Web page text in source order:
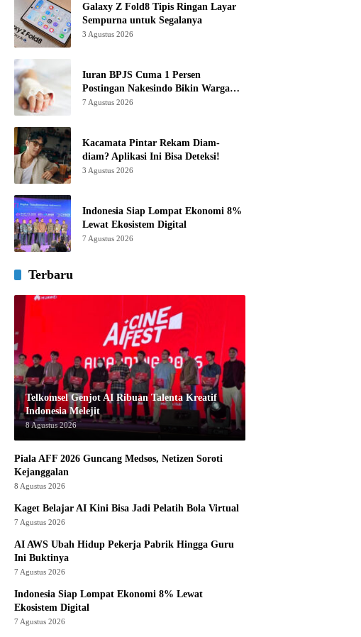
Galaxy Z Fold8 Tipis Ringan Layar
Sempurna untuk Segalanya
3 Agustus 2026
Iuran BPJS Cuma 1 Persen
Postingan Nakesindo Bikin Warganet
Murka
7 Agustus 2026
Kacamata Pintar Rekam Diam-
diam? Aplikasi Ini Bisa Deteksi!
3 Agustus 2026
Indonesia Siap Lompat Ekonomi 8%
Lewat Ekosistem Digital
7 Agustus 2026
Terbaru
Telkomsel Genjot AI Ribuan Talenta Kreatif
Indonesia Melejit
8 Agustus 2026
Piala AFF 2026 Guncang Medsos, Netizen Soroti
Kejanggalan
8 Agustus 2026
Kaget Belajar AI Kini Bisa Jadi Pelatih Bola Virtual
7 Agustus 2026
AI AWS Ubah Hidup Pekerja Pabrik Hingga Guru
Ini Buktinya
7 Agustus 2026
Indonesia Siap Lompat Ekonomi 8% Lewat
Ekosistem Digital
7 Agustus 2026